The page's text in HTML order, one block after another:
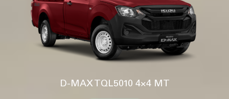
D-MAX TQL5010 4×4 MT